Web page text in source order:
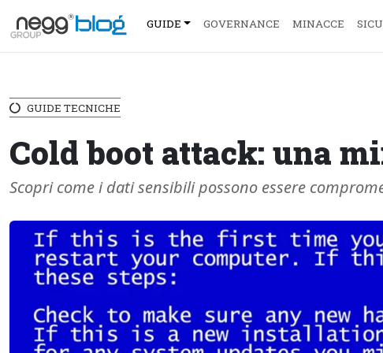
GUIDE GOVERNANCE MINACCE
GUIDE TECNICHE
Cold boot attack: una
Scopri come i dati sensibili possono essere